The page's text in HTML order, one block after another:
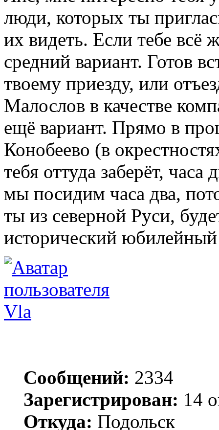
люди, которых ты
их видеть. Если тебе всё
средний вариант. Готов
твоему приезду, или
Малослов в качестве
ещё вариант. Прямо в
Конобеево (в
тебя оттуда заберёт,
мы посидим часа два,
ты из северной Руси,
исторический
Vla
Сообщений: 2334
Зарегистрирован: 14
Откуда: Подольск